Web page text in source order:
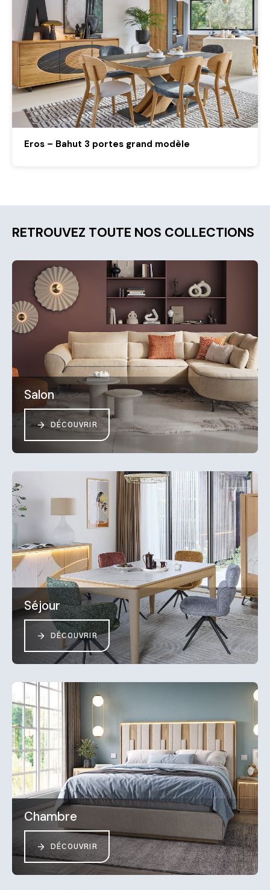
Eros – Bahut 3 portes grand modèle
RETROUVEZ TOUTE NOS COLLECTIONS
Salon
DÉCOUVRIR
Séjour
DÉCOUVRIR
Chambre
DÉCOUVRIR